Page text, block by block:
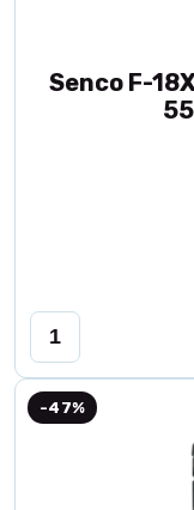
Senco F-
-47%